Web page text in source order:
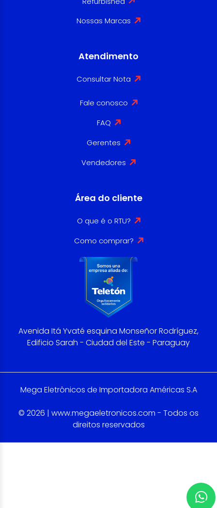
Nossas Marcas
Atendimento
Consultar Nota
Fale conosco
FAQ
Gerentes
Vendedores
Área do cliente
O que é o RTU?
Como comprar?
Avenida Itá Yvaté esquina Monseñor Rodríguez,
Edificio Sarah - Ciudad del Este - Paraguay
Mega Eletrônicos de Importadora Américas S.A
© 2026 | www.megaeletronicos.com - Todos os
direitos reservados